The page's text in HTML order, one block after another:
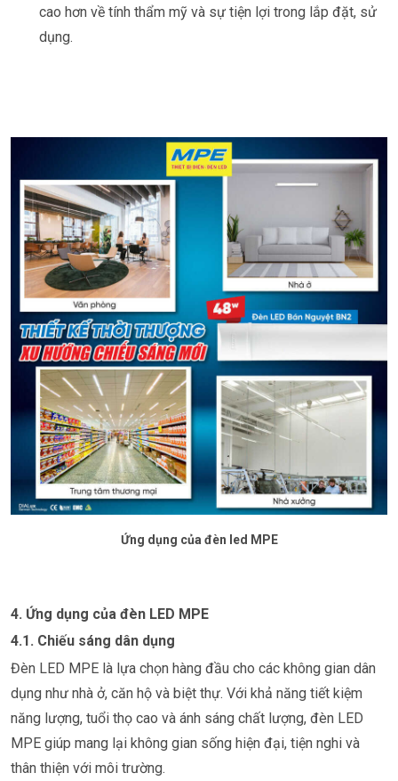
cao hơn về tính thẩm mỹ và sự tiện lợi trong lắp đặt, sử
dụng.
Ứng dụng của đèn led MPE
4. Ứng dụng của đèn LED MPE
4.1. Chiếu sáng dân dụng
Đèn LED MPE là lựa chọn hàng đầu cho các không gian dân
dụng như nhà ở, căn hộ và biệt thự. Với khả năng tiết kiệm
năng lượng, tuổi thọ cao và ánh sáng chất lượng, đèn LED
MPE giúp mang lại không gian sống hiện đại, tiện nghi và
thân thiện với môi trường.